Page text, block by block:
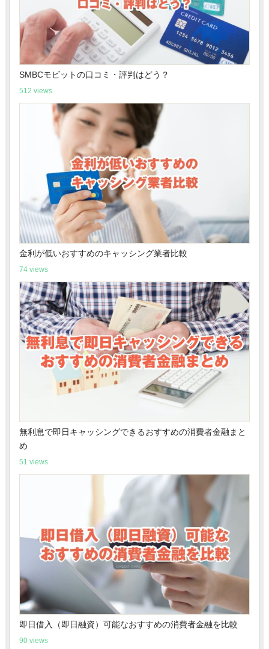
SMBCモビットの口コミ・評判はどう？
512 views
金利が低いおすすめのキャッシング業者比較
74 views
無利息で即日キャッシングできるおすすめの消費者金融まと
め
51 views
即日借入（即日融資）可能なおすすめの消費者金融を比較
90 views